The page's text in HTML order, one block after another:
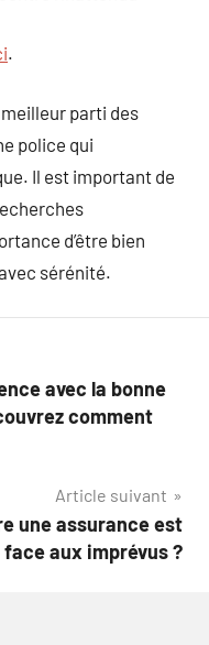
.
parti des
police qui
Il est important de
d’être bien
sérénité.
avec la bonne
comment
Article suivant
une assurance est
aux imprévus ?